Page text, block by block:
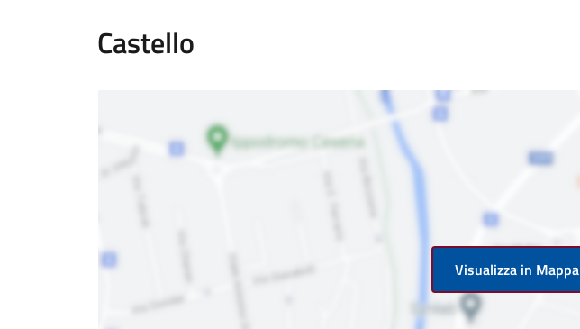
Castello
Visualizza in Mappa